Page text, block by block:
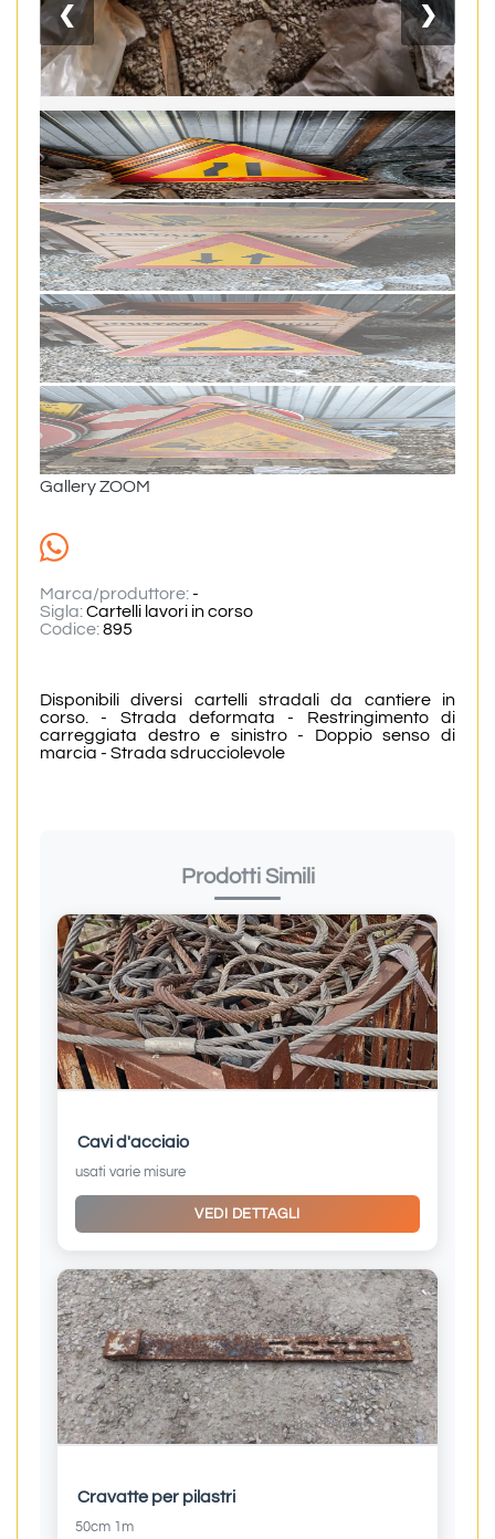
❮ ❯
Gallery ZOOM
Marca/produttore:-
Sigla:Cartelli lavori in corso
Codice:895
Disponibili diversi cartelli stradali da cantiere in
corso. - Strada deformata - Restringimento di
carreggiata destro e sinistro - Doppio senso di
marcia - Strada sdrucciolevole
Prodotti Simili
Cavi d'acciaio
usati varie misure
VEDI DETTAGLI
Cravatte per pilastri
50cm 1m